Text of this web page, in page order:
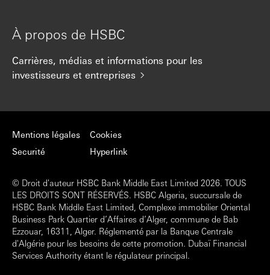
À propos de HSBC
Carrières, médias et informations pour les
investisseurs et entreprises
Mentions légales
Securité
Cookies
Hyperlink
© Droit d'auteur HSBC Bank Middle East Limited 2026. TOUS
LES DROITS SONT RÉSERVÉS. HSBC Algeria, succursale de
HSBC Bank Middle East Limited, Complexe immobilier Oriental
Business Park Quartier d’Affaires d’Alger, commune de Bab
Ezzouar, 16311, Alger. Réglementé par la Banque Centrale
d'Algérie pour les besoins de cette promotion. Dubaï Financial
Services Authority étant le régulateur principal.